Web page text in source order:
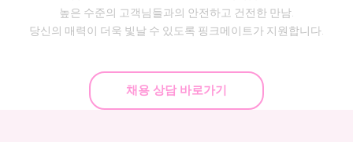
높은 수준의 고객님들과의 안전하고 건전한 만남.
당신의 매력이 더욱 빛날 수 있도록 핑크메이트가 지원합니다.
채용 상담 바로가기